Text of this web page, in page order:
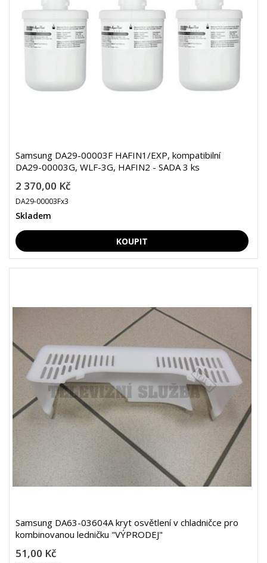
Samsung DA29-00003F HAFIN1/EXP, kompatibilní
DA29-00003G, WLF-3G, HAFIN2 - SADA 3 ks
2 370,00 Kč
DA29-00003Fx3
Skladem
Samsung DA63-03604A kryt osvětlení v chladničce pro
kombinovanou ledničku "VÝPRODEJ"
51,00 Kč